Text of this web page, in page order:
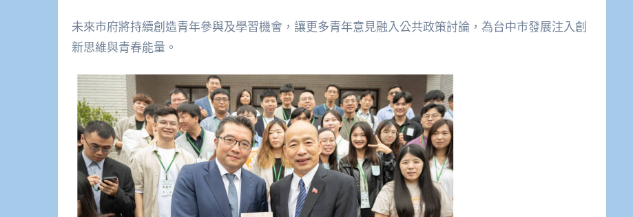
未來市府將持續創造青年參與及學習機會，讓更多青年意見融入公共政策討論，為台中市發展注入創
新思維與青春能量。